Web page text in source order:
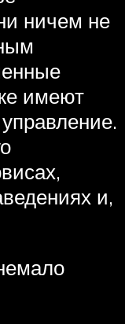
ничем не
имеют
и,